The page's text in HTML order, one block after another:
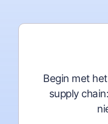
Begin met
supply